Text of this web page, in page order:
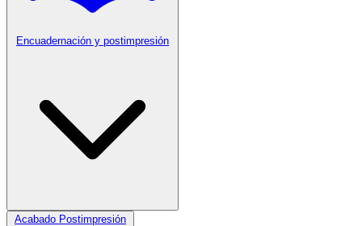
Encuadernación y postimpresión
Acabado Postimpresión